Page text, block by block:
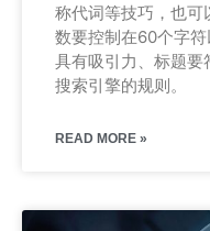
称代词等技巧，也
数要控制在60个字
具有吸引力、标题要
搜索引擎的规则。
READ MORE »